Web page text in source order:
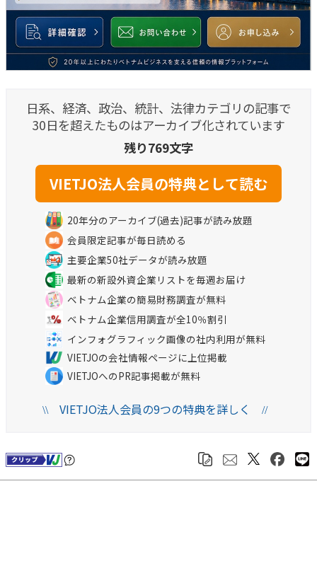
日系、経済、政治、統計、法律カテゴリの記事で
30日を超えたものはアーカイブ化されています
残り769文字
20年分のアーカイブ(過去)記事が読み放題
会員限定記事が毎日読める
主要企業50社データが読み放題
最新の新設外資企業リストを毎週お届け
ベトナム企業の簡易財務調査が無料
ベトナム企業信用調査が全10％割引
インフォグラフィック画像の社内利用が無料
VIETJOの会社情報ページに上位掲載
VIETJOへのPR記事掲載が無料
\\VIETJO法人会員の9つの特典を詳しく //